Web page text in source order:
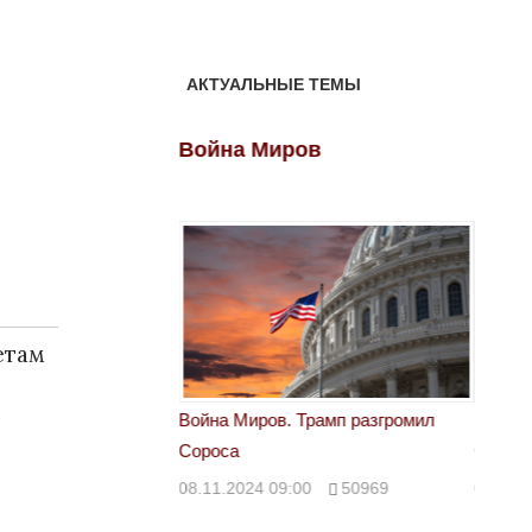
АКТУАЛЬНЫЕ ТЕМЫ
разгромил
Война Миров
Война Миров. Трамп разгромил
Сороса
08.11.2024 09:00 50969